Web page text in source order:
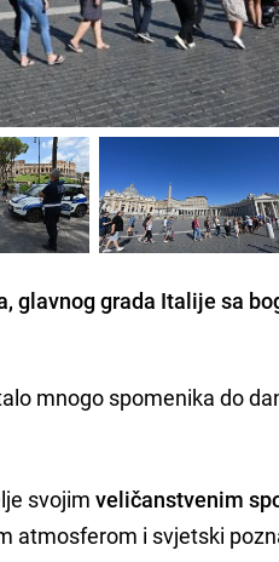
glavnog grada Italije sa
mnogo spomenika do
svojimveličanstvenim
atmosferom i svjetski